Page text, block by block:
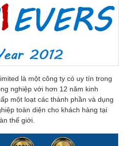
là một công ty có uy tín trong
nghiệp với hơn 12 năm kinh
một loạt các thành phần và dụng
toàn diện cho khách hàng tại
thế giới.